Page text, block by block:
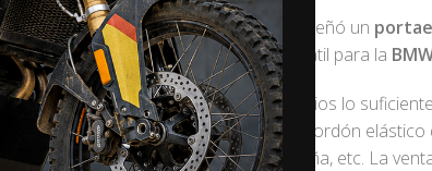
Outback Motortek diseñó un
para pasajero)versátil para la
Hemos añadido orificios lo
correa de amarre o cordón elástico
una tienda de campaña, etc. La